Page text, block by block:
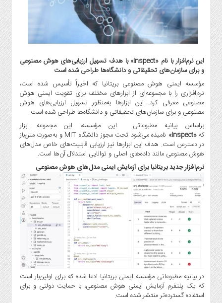
پتروشیمی
صنعت
و
خودرو
استارت
آپ
و
فن
آوری
بانک
،
بیمه
و
ارز
دیجیتال
کشاورزی
و
صنایع
غذایی
و
بین
الملل
نگاه
روز
این نرم‌افزار با نام «Inspect» با هدف تسهیل ارزیابی‌های هوش مصنوعی
و برای سازمان‌های تحقیقاتی و دانشگاه‌ها طراحی شده است
مؤسسه ایمنی هوش مصنوعی بریتانیا که اخیراً تأسیس شده است،
نرم‌افزاری را با مجموعه‌ای از ابزارهای مختلف برای تقویت ایمنی هوش
مصنوعی معرفی کرد. این ابزارها به‌منظور تسهیل ارزیابی‌های هوش
مصنوعی و برای سازمان‌های تحقیقاتی و دانشگاه‌ها طراحی شده است.
براساس بیانیه مطبوعاتی این مؤسسه، این مجموعه ابزار
که«Inspect»
نامیده می‌شود تحت مجوز دانشگاه MIT و به‌صورت متن‌باز
در دسترس است. هدف این ابزارها نیز ارزیابی قابلیت‌های خاص مدل‌های
هوش مصنوعی مانند داده‌های اصلی و توانایی استدلال آن‌ها است.
نرم‌افزار جدید بریتانیا برای آزمایش ایمنی مدل‌های هوش مصنوعی
در بیانیه مطبوعاتی مؤسسه ایمنی بریتانیا ادعا شده که برای اولین‌بار است
که یک پلتفرم آزمایش ایمنی هوش مصنوعی، با حمایت دولتی و برای
استفاده گسترده‌تر منتشر شده است.